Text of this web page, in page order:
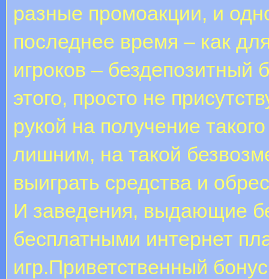
разные промоакции, и
последнее время – как
игроков – бездепозитный
этого, просто не
рукой на получение
лишним, на такой
выиграть средства и
И заведения, выдающие
бесплатными интернет
игр.Приветственный